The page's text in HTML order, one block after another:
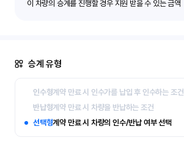
이 차량의 승계를 진행할 경우 지원 받을 수 있는 금액
승계 유형
인수형계약 만료 시 인수가를 납입 후 인수하는 조건
반납형계약 만료 시 차량을 반납하는 조건
선택형계약 만료 시 차량의 인수/반납 여부 선택